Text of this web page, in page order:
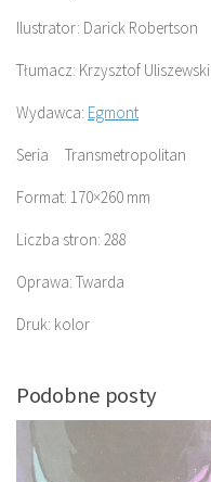
Ilustrator: Darick Robertson
Tłumacz: Krzysztof Uliszewski
Wydawca: Egmont
Seria Transmetropolitan
Format: 170×260 mm
Liczba stron: 288
Oprawa: Twarda
Druk: kolor
Podobne posty